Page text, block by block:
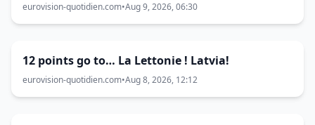
eurovision-quotidien.com•Aug 9, 2026, 06:30
12 points go to… La Lettonie ! Latvia!
eurovision-quotidien.com•Aug 8, 2026, 12:12